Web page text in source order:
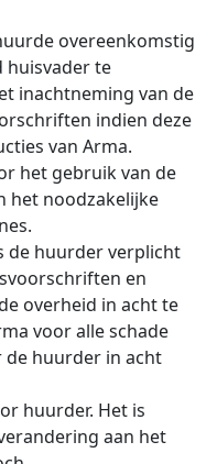
overeenkomstig
huisvader te
inachtneming van de
indien deze
van Arma.
het gebruik van de
het noodzakelijke
de huurder verplicht
en
overheid in acht te
voor alle schade
huurder in acht
huurder. Het is
aan het